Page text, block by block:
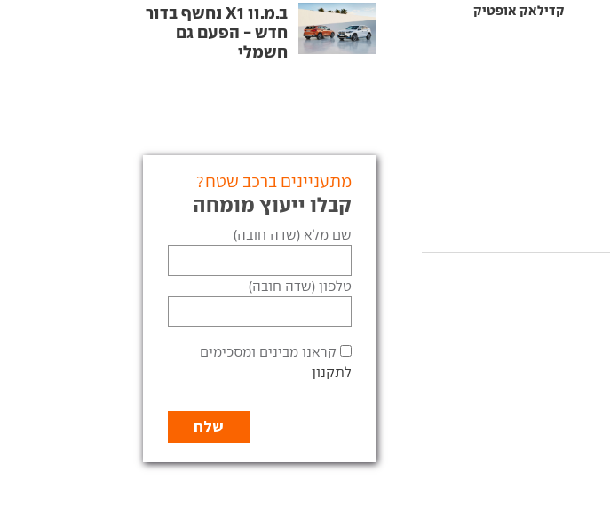
קדילאק אופטיק
ב.מ.וו X1 נחשף בדור
חדש - הפעם גם
חשמלי
מתעניינים ברכב שטח?
קבלו ייעוץ מומחה
שם מלא (שדה חובה)
טלפון (שדה חובה)
קראנו מבינים ומסכימים
לתקנון